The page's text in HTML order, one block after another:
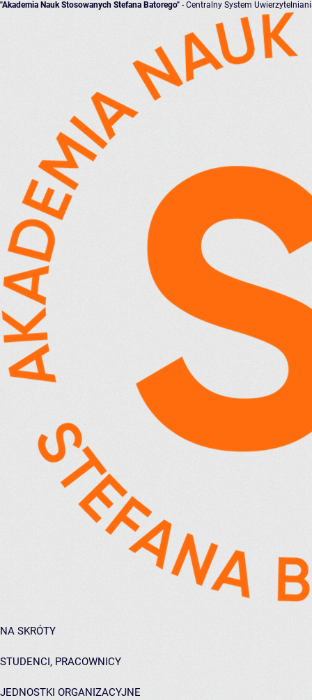
"Akademia Nauk Stosowanych Stefana Batorego" - Centralny System
NA SKRÓTY
STUDENCI, PRACOWNICY
JEDNOSTKI ORGANIZACYJNE